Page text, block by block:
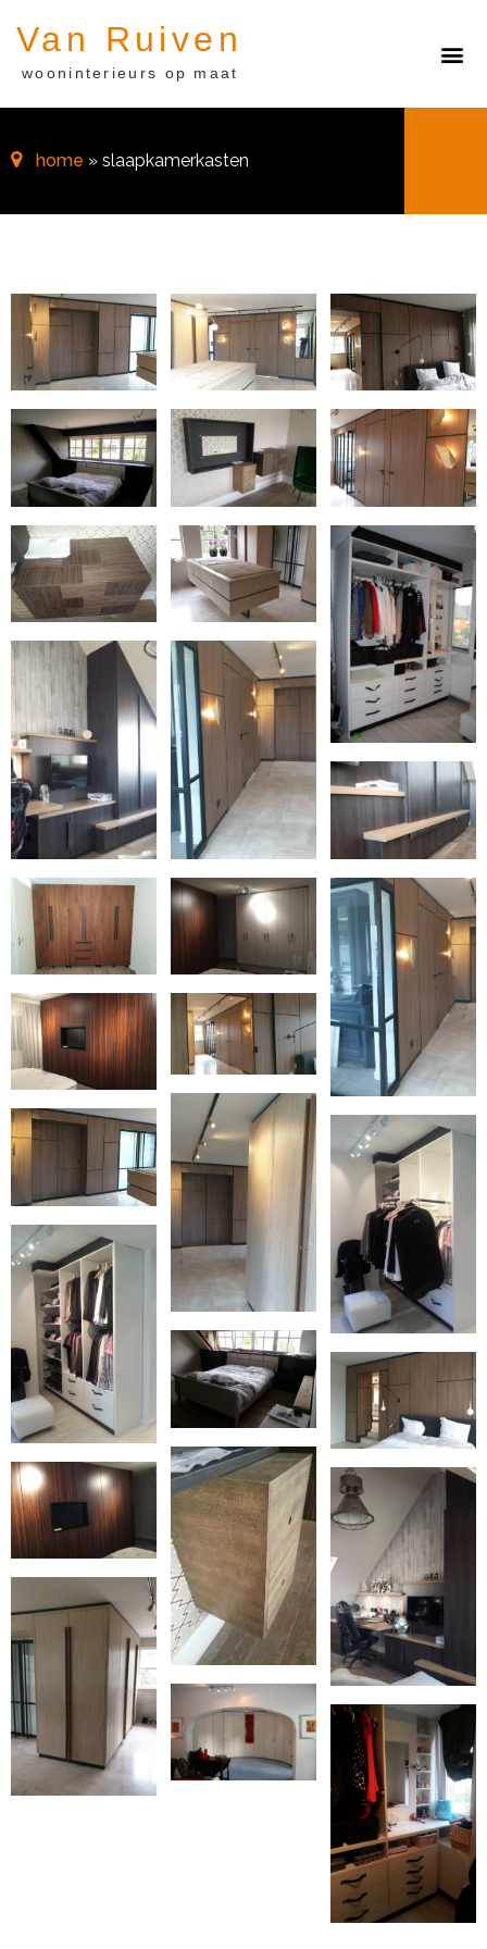
Van Ruiven
wooninterieurs op maat
home » slaapkamerkasten